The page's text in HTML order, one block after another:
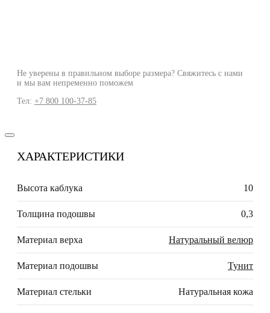
Не уверены в правильном выборе размера? Свяжитесь с нами
и мы вам непременно поможем
Тел: +7 800 100-37-85
ХАРАКТЕРИСТИКИ
Высота каблука 10
Толщина подошвы 0,3
Материал верха Натуральный велюр
Материал подошвы Тунит
Материал стельки Натуральная кожа